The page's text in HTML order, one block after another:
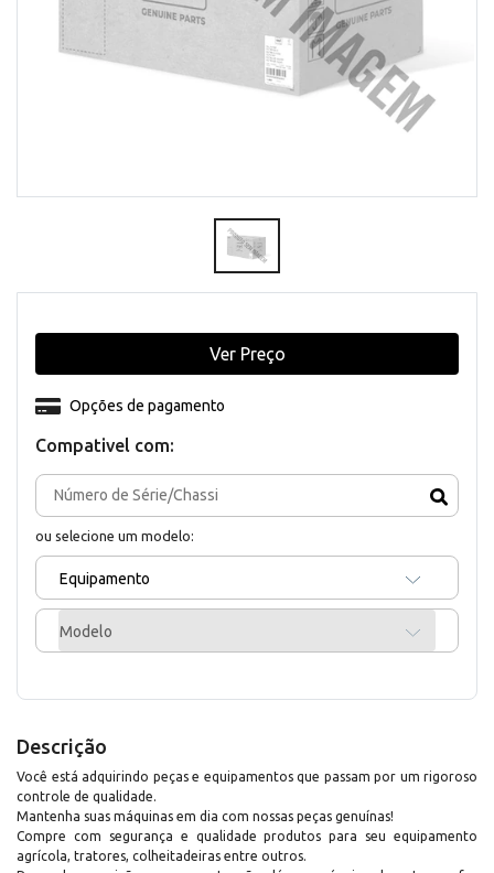
Compativel com:
ou selecione um modelo:
Equipamento
Modelo
Opções de pagamento
Ver Preço
Descrição
Você está adquirindo peças e equipamentos que passam por um rigoroso
controle de qualidade.
Mantenha suas máquinas em dia com nossas peças genuínas!
Compre com segurança e qualidade produtos para seu equipamento
agrícola, tratores, colheitadeiras entre outros.